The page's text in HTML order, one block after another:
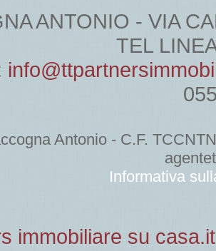
ANTONIO - VIA
TEL
Antonio - C.F.
Informativa
immobiliare su casa.it